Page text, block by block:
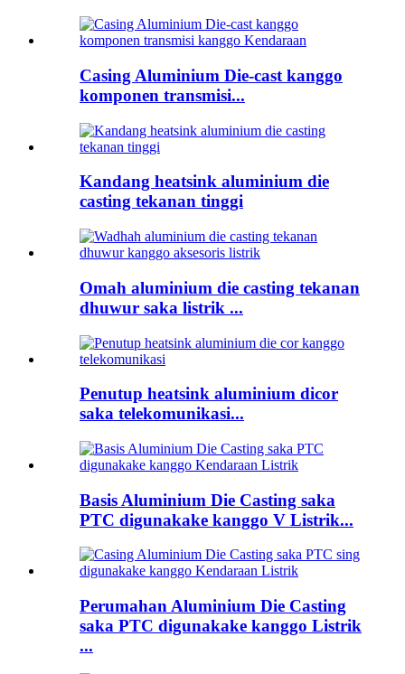
Casing Aluminium Die-cast kanggo
komponen transmisi...
Kandang heatsink aluminium die
casting tekanan tinggi
Omah aluminium die casting tekanan
dhuwur saka listrik ...
Penutup heatsink aluminium dicor
saka telekomunikasi...
Basis Aluminium Die Casting saka
PTC digunakake kanggo V Listrik...
Perumahan Aluminium Die Casting
saka PTC digunakake kanggo Listrik
...